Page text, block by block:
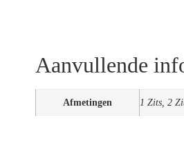
Aanvullende
Afmetingen 1 Zits, 2